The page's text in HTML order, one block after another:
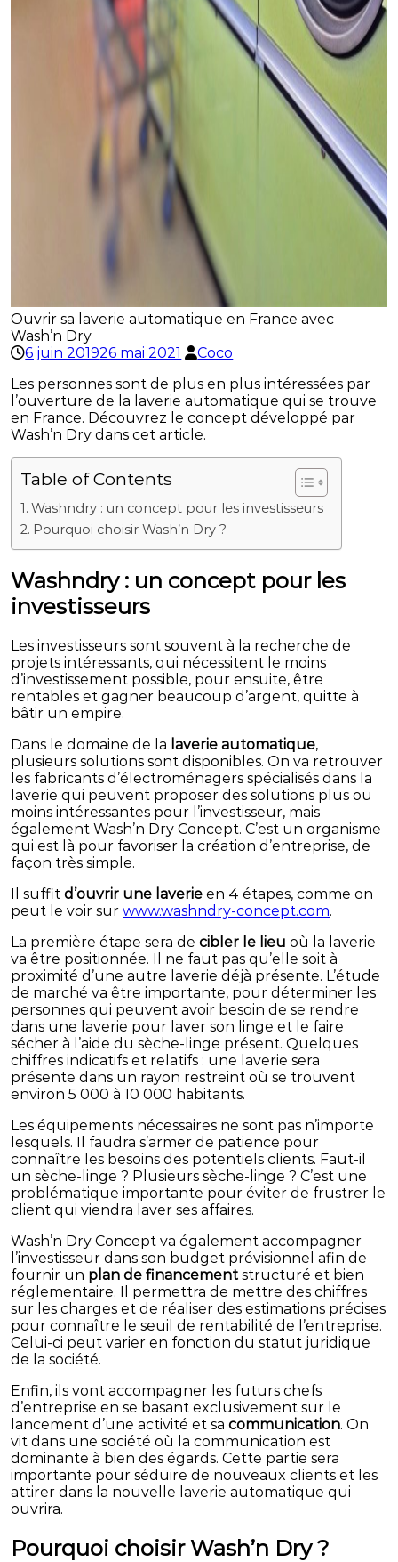
Ouvrir sa laverie automatique en France avec
Wash’n Dry
6 juin 201926 mai 2021
Coco
Les personnes sont de plus en plus intéressées par
l’ouverture de la laverie automatique qui se trouve
en France. Découvrez le concept développé par
Wash’n Dry dans cet article.
Table of Contents
Washndry : un concept pour les investisseurs
Pourquoi choisir Wash’n Dry ?
Washndry : un concept pour les
investisseurs
Les investisseurs sont souvent à la recherche de
projets intéressants, qui nécessitent le moins
d’investissement possible, pour ensuite, être
rentables et gagner beaucoup d’argent, quitte à
bâtir un empire.
Dans le domaine de la laverie automatique,
plusieurs solutions sont disponibles. On va retrouver
les fabricants d’électroménagers spécialisés dans la
laverie qui peuvent proposer des solutions plus ou
moins intéressantes pour l’investisseur, mais
également Wash’n Dry Concept. C’est un organisme
qui est là pour favoriser la création d’entreprise, de
façon très simple.
Il suffitd’ouvrir une laverie en 4 étapes, comme on
peut le voir surwww.washndry-concept.com.
La première étape sera decibler le lieu où la laverie
va être positionnée. Il ne faut pas qu’elle soit à
proximité d’une autre laverie déjà présente. L’étude
de marché va être importante, pour déterminer les
personnes qui peuvent avoir besoin de se rendre
dans une laverie pour laver son linge et le faire
sécher à l’aide du sèche-linge présent. Quelques
chiffres indicatifs et relatifs : une laverie sera
présente dans un rayon restreint où se trouvent
environ 5 000 à 10 000 habitants.
Les équipements nécessaires ne sont pas n’importe
lesquels. Il faudra s’armer de patience pour
connaître les besoins des potentiels clients. Faut-il
un sèche-linge ? Plusieurs sèche-linge ? C’est une
problématique importante pour éviter de frustrer le
client qui viendra laver ses affaires.
Wash’n Dry Concept va également accompagner
l’investisseur dans son budget prévisionnel afin de
fournir un plan de financement structuré et bien
réglementaire. Il permettra de mettre des chiffres
sur les charges et de réaliser des estimations précises
pour connaître le seuil de rentabilité de l’entreprise.
Celui-ci peut varier en fonction du statut juridique
de la société.
Enfin, ils vont accompagner les futurs chefs
d’entreprise en se basant exclusivement sur le
lancement d’une activité et sacommunication. On
vit dans une société où la communication est
dominante à bien des égards. Cette partie sera
importante pour séduire de nouveaux clients et les
attirer dans la nouvelle laverie automatique qui
ouvrira.
Pourquoi choisir Wash’n Dry ?